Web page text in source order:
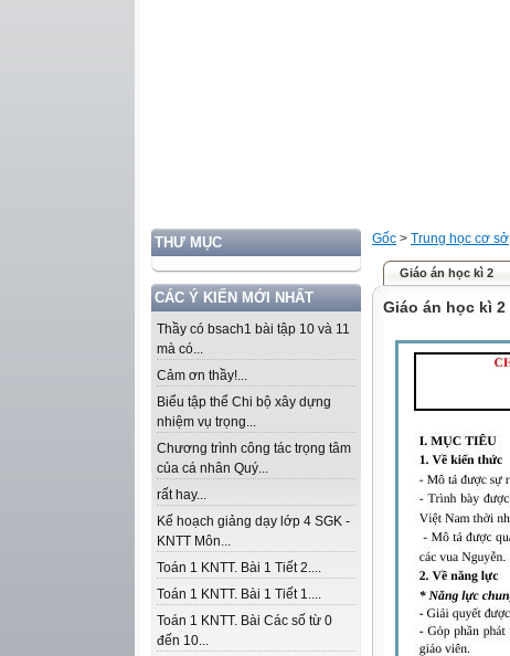
THƯ MỤC
CÁC Ý KIẾN MỚI NHẤT
Thầy có bsach1 bài tập 10 và 11
mà có...
Cảm ơn thầy!...
Biểu tập thể Chi bộ xây dựng
nhiệm vụ trọng...
Chương trình công tác trọng tâm
của cá nhân Quý...
rất hay...
Kế hoạch giảng dạy lớp 4 SGK -
KNTT Môn...
Toán 1 KNTT. Bài 1 Tiết 2....
Toán 1 KNTT. Bài 1 Tiết 1....
Toán 1 KNTT. Bài Các số từ 0
đến 10...
Gốc > Trung học cơ sở
Giáo án học kì 2
Giáo án học kì 2